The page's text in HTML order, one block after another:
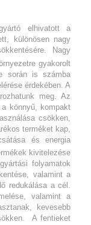
elhivatott a
különösen nagy
Nagy
gyakorolt
során is számba
érdekében. A
meg. Az
könnyű, kompakt
csökken,
terméket kap,
és energia
kivitelezése
folyamatok
valamint a
redukálása a cél.
valamint a
kevesebb
A fentieket